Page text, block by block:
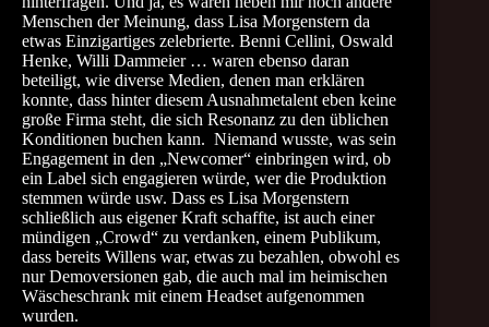
Menschen der Meinung, dass Lisa Morgenstern da
etwas Einzigartiges zelebrierte. Benni Cellini, Oswald
Henke, Willi Dammeier … waren ebenso daran
beteiligt, wie diverse Medien, denen man erklären
konnte, dass hinter diesem Ausnahmetalent eben keine
große Firma steht, die sich Resonanz zu den üblichen
Konditionen buchen kann. Niemand wusste, was sein
Engagement in den „Newcomer“ einbringen wird, ob
ein Label sich engagieren würde, wer die Produktion
stemmen würde usw. Dass es Lisa Morgenstern
schließlich aus eigener Kraft schaffte, ist auch einer
mündigen „Crowd“ zu verdanken, einem Publikum,
dass bereits Willens war, etwas zu bezahlen, obwohl es
nur Demoversionen gab, die auch mal im heimischen
Wäscheschrank mit einem Headset aufgenommen
wurden.